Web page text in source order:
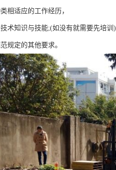
相适应的工作经历，
术知识与技能;(如没有就需要先培训)
规定的其他要求。